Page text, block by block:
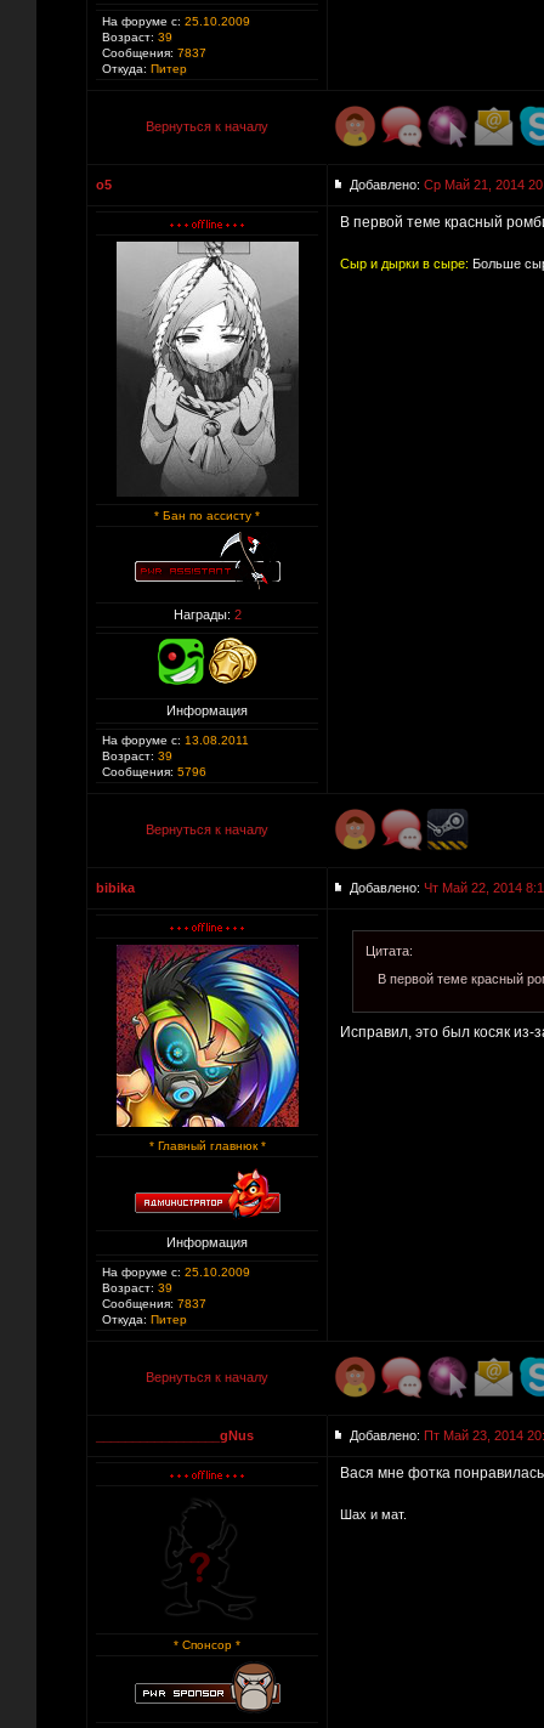
На форуме с: 25.10.2009
Возраст: 39
Сообщения: 7837
Откуда: Питер
Вернуться к началу
o5 Добавлено: Ср Май 21, 2014
* Бан по ассисту *
Награды: 2
Информация
На форуме с: 13.08.2011
Возраст: 39
Сообщения: 5796
В первой теме красный
Сыр и дырки в сыре: Больше
Вернуться к началу
bibika Добавлено: Чт Май 22, 2014
* Главный главнюк *
Информация
На форуме с: 25.10.2009
Возраст: 39
Сообщения: 7837
Откуда: Питер
Цитата:
В первой теме красный
Исправил, это был косяк
Вернуться к началу
_________________gNus Добавлено: Пт Май 23, 2014
* Спонсор *
Вася мне фотка
Шах и мат.